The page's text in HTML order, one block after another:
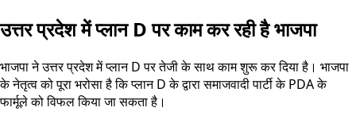
उत्तर प्रदेश में प्लान D पर काम कर रही है भाजपा
भाजपा ने उत्तर प्रदेश में प्लान D पर तेजी के साथ काम शुरू कर दिया है। भाजपा
के नेतृत्व को पूरा भरोसा है कि प्लान D के द्वारा समाजवादी पार्टी के PDA के
फार्मूले को विफल किया जा सकता है।